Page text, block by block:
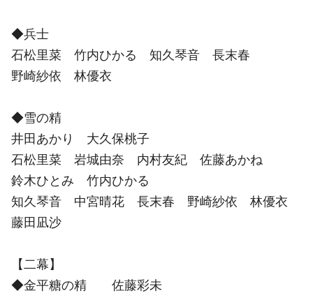
◆兵士
石松里菜 竹内ひかる 知久琴音 長末春
野崎紗依 林優衣
◆雪の精
井田あかり 大久保桃子
石松里菜 岩城由奈 内村友紀 佐藤あかね
鈴木ひとみ 竹内ひかる
知久琴音 中宮晴花 長末春 野崎紗依 林優衣
藤田凪沙
【二幕】
◆金平糖の精 佐藤彩未